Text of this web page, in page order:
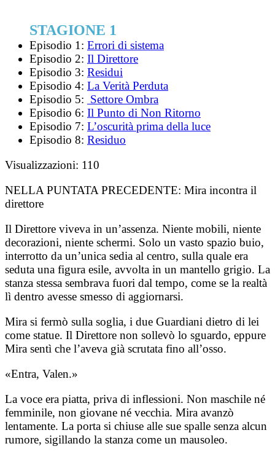
STAGIONE 1
Episodio 1: Errori di sistema
Episodio 2: Il Direttore
Episodio 3: Residui
Episodio 4: La Verità Perduta
Episodio 5: Settore Ombra
Episodio 6: Il Punto di Non Ritorno
Episodio 7: L’oscurità prima della luce
Episodio 8: Residuo
Visualizzazioni: 110
NELLA PUNTATA PRECEDENTE: Mira incontra il
direttore
Il Direttore viveva in un’assenza. Niente mobili, niente
decorazioni, niente schermi. Solo un vasto spazio buio,
interrotto da un’unica sedia al centro, sulla quale era
seduta una figura esile, avvolta in un mantello grigio. La
stanza stessa sembrava fuori dal tempo, come se la realtà
lì dentro avesse smesso di aggiornarsi.
Mira si fermò sulla soglia, i due Guardiani dietro di lei
come statue. Il Direttore non sollevò lo sguardo, eppure
Mira sentì che l’aveva già scrutata fino all’osso.
«Entra, Valen.»
La voce era piatta, priva di inflessioni. Non maschile né
femminile, non giovane né vecchia. Mira avanzò
lentamente. La porta si chiuse alle sue spalle senza alcun
rumore, sigillando la stanza come un mausoleo.